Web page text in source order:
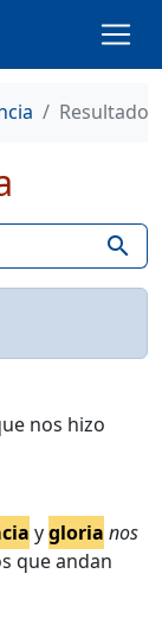
Resultados
search
nos hizo
ygloria nos
que andan